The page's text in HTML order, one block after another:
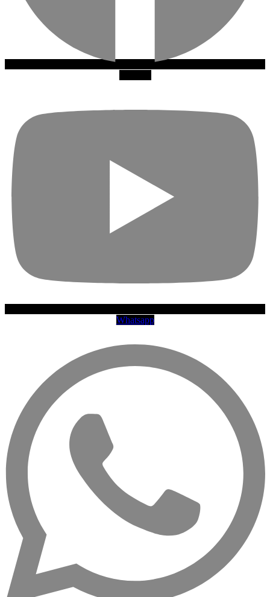
Whatsapp